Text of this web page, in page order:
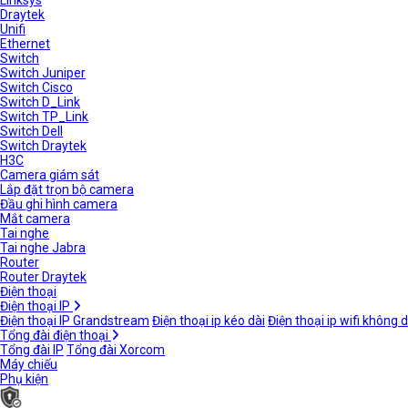
Draytek
Unifi
Ethernet
Switch
Switch Juniper
Switch Cisco
Switch D_Link
Switch TP_Link
Switch Dell
Switch Draytek
H3C
Camera giám sát
Lắp đặt trọn bộ camera
Đầu ghi hình camera
Mắt camera
Tai nghe
Tai nghe Jabra
Router
Router Draytek
Điện thoại
Điện thoại IP
Điện thoại IP Grandstream Điện thoại ip kéo dài Điện thoại ip wifi không
Tổng đài điện thoại
Tổng đài IP Tổng đài Xorcom
Máy chiếu
Phụ kiện